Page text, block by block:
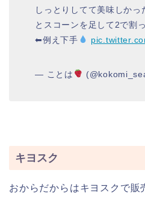
しっとりしてて美味しかっ
とスコーンを足して2で割
⬅例え下手
— ことは
キヨスク
おからだからはキヨスクで販